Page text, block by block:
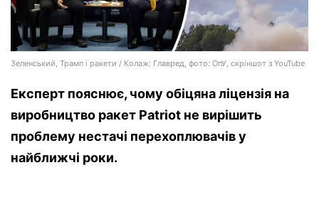
Зеленський, Трамп і ракети / Колаж: Главред, фото: ОпУ, скріншот з YouTube
Експерт пояснює, чому обіцяна ліцензія на
виробництво ракет Patriot не вирішить
проблему нестачі перехоплювачів у
найближчі роки.